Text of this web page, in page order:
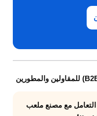
التعامل معمصنع ملعب